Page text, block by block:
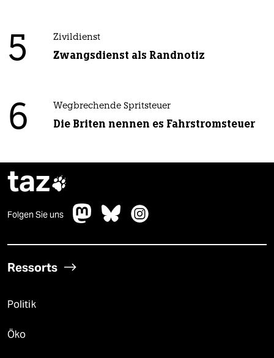
5
Zivildienst
Zwangsdienst als Randnotiz
6 Wegbrechende Spritsteuer
Die Briten nennen es Fahrstromsteuer
taz
Folgen Sie uns
Ressorts
Politik
Öko